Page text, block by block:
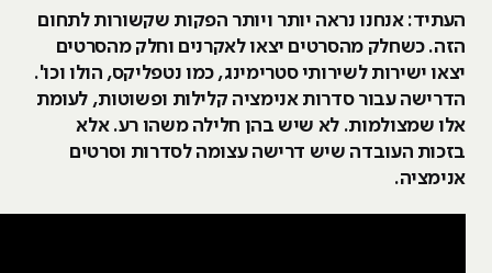
העתיד: אנחנו נראה יותר ויותר הפקות שקשורות לתחום
הזה. כשחלק מהסרטים יצאו לאקרנים וחלק מהסרטים
יצאו ישירות לשירותי סטרימינג, כמו נטפליקס, הולו וכו'.
הדרישה עבור סדרות אנימציה קלילות ופשוטות, לעומת
אלו שמצולמות. לא שיש בהן חלילה משהו רע. אלא
בזכות העובדה שיש דרישה עצומה לסדרות וסרטים
אנימציה.